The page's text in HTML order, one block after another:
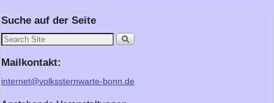
Suche auf der Seite
Mailkontakt:
internet@volkssternwarte-bonn.de